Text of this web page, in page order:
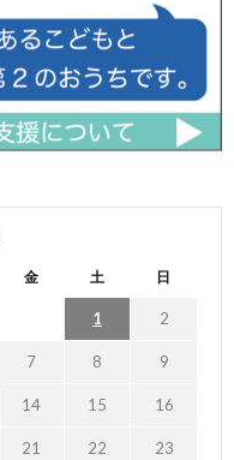
金 土 日
1 2
7 8 9
14 15 16
21 22 23